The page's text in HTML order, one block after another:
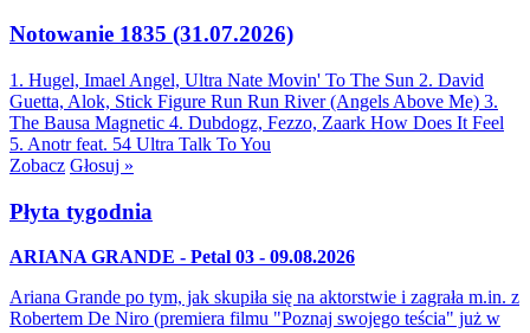
Notowanie 1835 (31.07.2026)
1. Hugel, Imael Angel, Ultra Nate Movin' To The Sun 2. David
Guetta, Alok, Stick Figure Run Run River (Angels Above Me) 3.
The Bausa Magnetic 4. Dubdogz, Fezzo, Zaark How Does It Feel
5. Anotr feat. 54 Ultra Talk To You
Zobacz Głosuj »
Płyta tygodnia
ARIANA GRANDE - Petal 03 - 09.08.2026
Ariana Grande po tym, jak skupiła się na aktorstwie i zagrała m.in. z
Robertem De Niro (premiera filmu "Poznaj swojego teścia" już w